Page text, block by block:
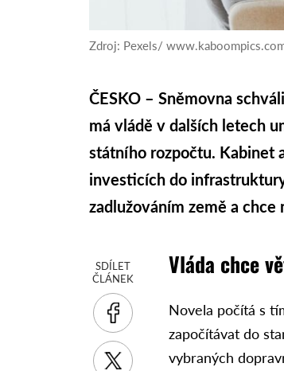
Zdroj: Pexels/
ČESKO – Sněmovna
má vládě v dalších letech
státního rozpočtu. Kabinet
investicích do
zadlužováním země a
SDÍLET
ČLÁNEK
Vláda chce
Novela počítá s
započítávat do
vybraných